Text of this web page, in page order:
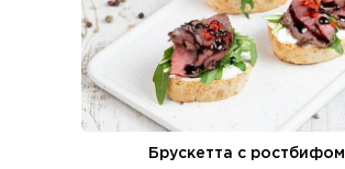
Брускетта с ростбифом